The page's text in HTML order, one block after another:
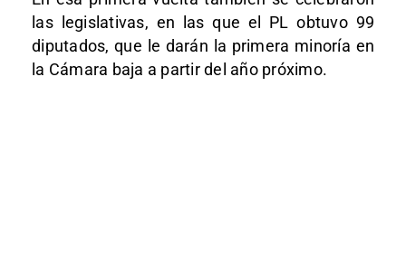
las legislativas, en las que el PL obtuvo 99
diputados, que le darán la primera minoría en
la Cámara baja a partir del año próximo.